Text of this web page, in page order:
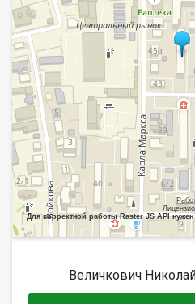
Для корректной работы Raster JS API
Величкович